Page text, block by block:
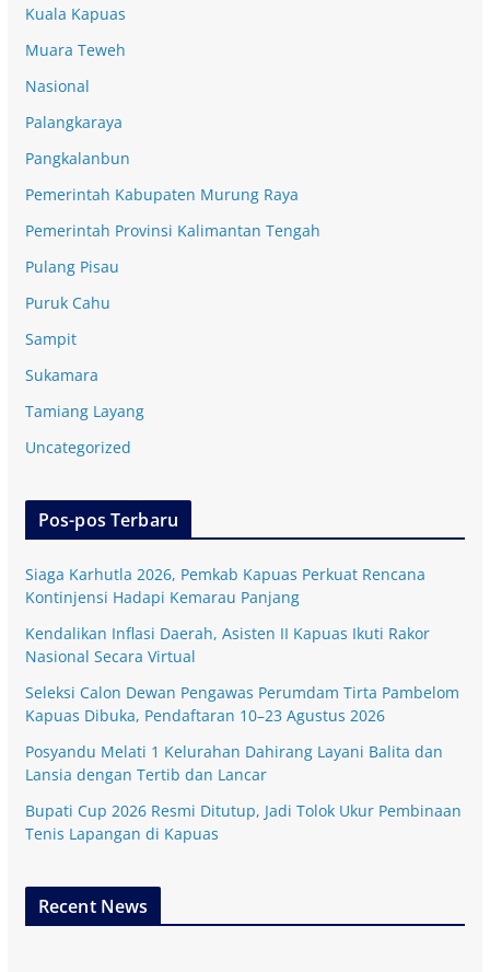
Kuala Kapuas
Muara Teweh
Nasional
Palangkaraya
Pangkalanbun
Pemerintah Kabupaten Murung Raya
Pemerintah Provinsi Kalimantan Tengah
Pulang Pisau
Puruk Cahu
Sampit
Sukamara
Tamiang Layang
Uncategorized
Pos-pos Terbaru
Siaga Karhutla 2026, Pemkab Kapuas Perkuat Rencana
Kontinjensi Hadapi Kemarau Panjang
Kendalikan Inflasi Daerah, Asisten II Kapuas Ikuti Rakor
Nasional Secara Virtual
Seleksi Calon Dewan Pengawas Perumdam Tirta Pambelom
Kapuas Dibuka, Pendaftaran 10–23 Agustus 2026
Posyandu Melati 1 Kelurahan Dahirang Layani Balita dan
Lansia dengan Tertib dan Lancar
Bupati Cup 2026 Resmi Ditutup, Jadi Tolok Ukur Pembinaan
Tenis Lapangan di Kapuas
Recent News